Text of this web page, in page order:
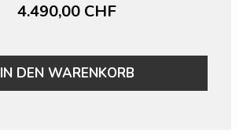
4.490,00 CHF
IN DEN WARENKORB